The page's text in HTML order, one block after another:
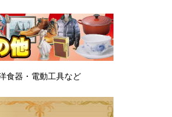
食器・電動工具など